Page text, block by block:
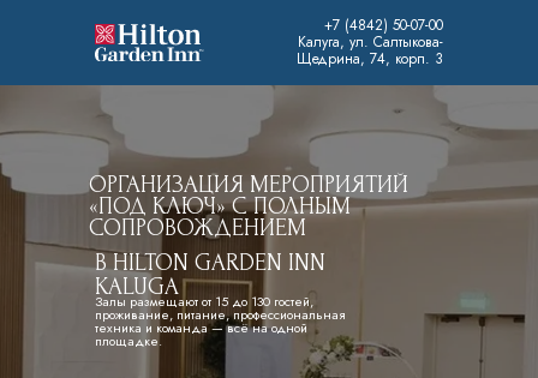
Залы размещают от 15 до 130 гостей,
проживание, питание, профессиональная
техника и команда — всё на одной
площадке.
В HILTON GARDEN INN
KALUGA
ОРГАНИЗАЦИЯ МЕРОПРИЯТИЙ
«ПОД КЛЮЧ» С ПОЛНЫМ
СОПРОВОЖДЕНИЕМ
+7 (4842) 50-07-00
Калуга, ул. Салтыкова-
Щедрина, 74, корп. 3